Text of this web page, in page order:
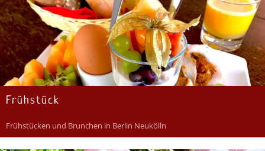
Frühstück
Frühstücken und Brunchen in Berlin Neukölln